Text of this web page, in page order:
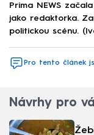
Prima NEWS
jako redaktorka.
politickou scénu.
Pro tento článek
Návrhy pro